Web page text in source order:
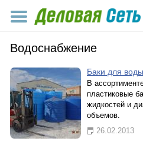
Водоснабжение
Баки для
В
пластиковые
жидкостей и
объемов.
26.02.2013